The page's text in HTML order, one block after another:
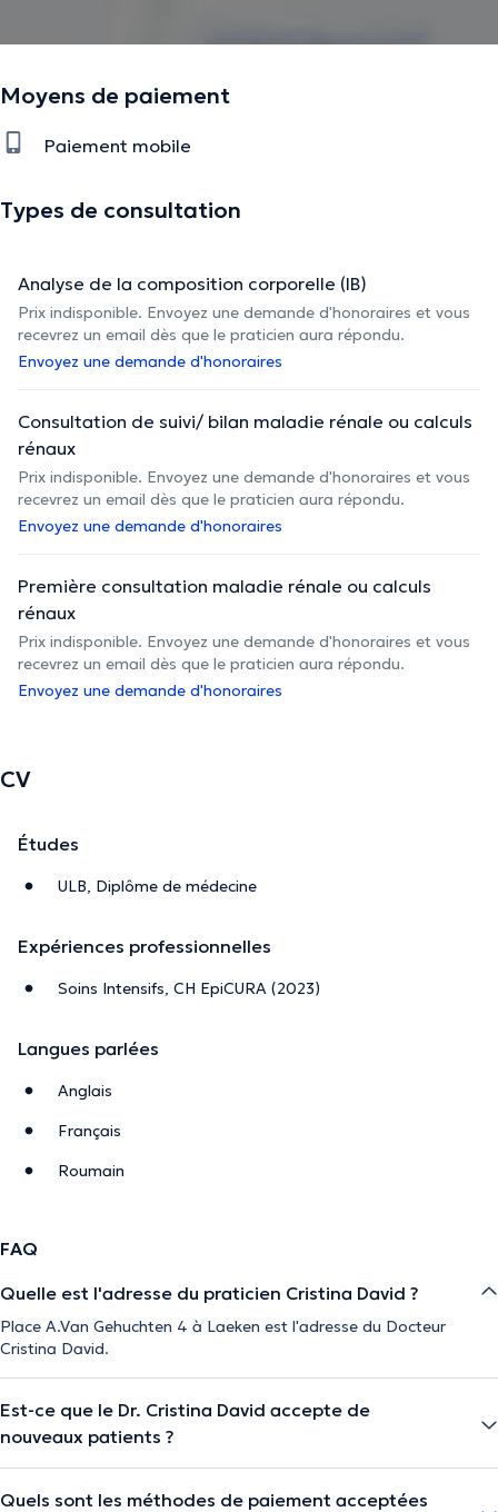
Moyens de paiement
Paiement mobile
Types de consultation
Analyse de la composition corporelle (IB)
Prix indisponible. Envoyez une demande d'honoraires et vous
recevrez un email dès que le praticien aura répondu.
Envoyez une demande d'honoraires
Consultation de suivi/ bilan maladie rénale ou calculs
rénaux
Prix indisponible. Envoyez une demande d'honoraires et vous
recevrez un email dès que le praticien aura répondu.
Envoyez une demande d'honoraires
Première consultation maladie rénale ou calculs
rénaux
Prix indisponible. Envoyez une demande d'honoraires et vous
recevrez un email dès que le praticien aura répondu.
Envoyez une demande d'honoraires
CV
Études
ULB, Diplôme de médecine
Expériences professionnelles
Soins Intensifs, CH EpiCURA (2023)
Langues parlées
Anglais
Français
Roumain
FAQ
Quelle est l'adresse du praticien Cristina David ?
Place A.Van Gehuchten 4 à Laeken est l'adresse du Docteur
Cristina David.
Est-ce que le Dr. Cristina David accepte de
nouveaux patients ?
Quels sont les méthodes de paiement acceptées